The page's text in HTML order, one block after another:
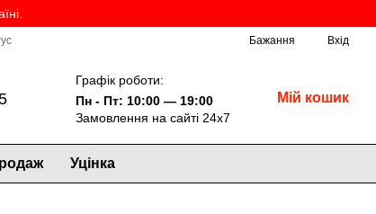
Бажання Вхід
Графік роботи:
Пн - Пт: 10:00 — 19:00
Замовлення на сайті 24х7
Мій кошик
Уцінка